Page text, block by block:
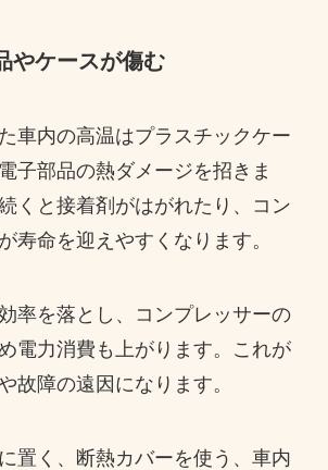
やケースが傷む
車内の高温はプラスチックケー
子部品の熱ダメージを招きま
くと接着剤がはがれたり、コン
寿命を迎えやすくなります。
率を落とし、コンプレッサーの
電力消費も上がります。これが
故障の遠因になります。
置く、断熱カバーを使う、車内